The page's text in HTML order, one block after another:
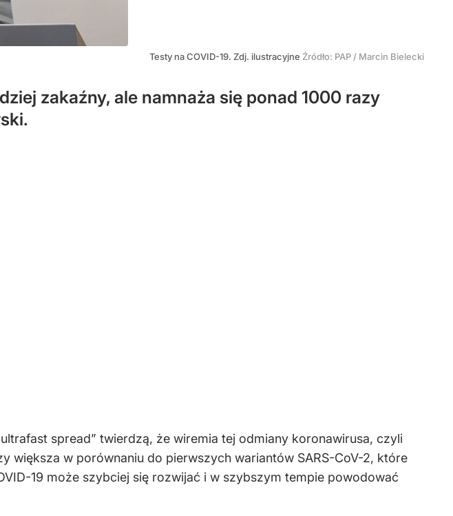
Testy na COVID-19. Zdj. ilustracyjne Źródło: PAP / Marcin Bielecki
zakaźny, ale namnaża się ponad 1000 razy
spread” twierdzą, że wiremia tej odmiany koronawirusa, czyli
większa w porównaniu do pierwszych wariantów SARS-CoV-2, które
19 może szybciej się rozwijać i w szybszym tempie powodować